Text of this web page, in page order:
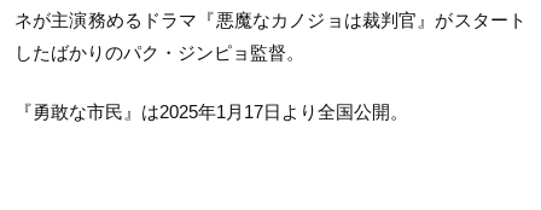
ネが主演務めるドラマ『悪魔なカノジョは裁判官』がスタート
したばかりのパク・ジンピョ監督。
『勇敢な市民』は2025年1月17日より全国公開。